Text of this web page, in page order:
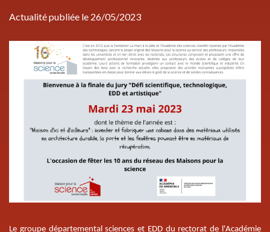
Actualité publiée le 26/05/2023
Le groupe départemental sciences et EDD du rectorat de l'Académie